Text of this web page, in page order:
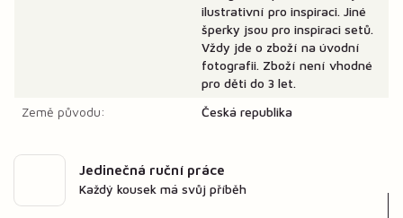
ilustrativní pro inspiraci. Jiné
šperky jsou pro inspiraci setů.
Vždy jde o zboží na úvodní
fotografii. Zboží není vhodné
pro děti do 3 let.
Země původu:
Česká republika
Jedinečná ruční práce
Každý kousek má svůj příběh